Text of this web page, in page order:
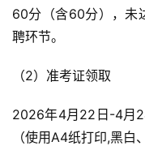
60分（含60分），未
聘环节。
（2）准考证领取
2026年4月22日-4月
（使用A4纸打印,黑白